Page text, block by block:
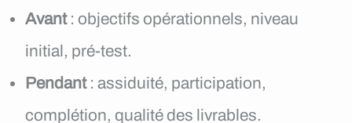
Avant: objectifs opérationnels, niveau
initial, pré-test.
Pendant: assiduité, participation,
complétion, qualité des livrables.